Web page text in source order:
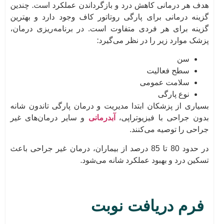
هدف هر درمانی کاهش درد و بازگرداندن عملکرد است. چندین
گزینه درمانی برای پارگی روتاتور کاف وجود دارد و بهترین
گزینه برای هر فردی متفاوت است. در برنامه‌ریزی درمان،
پزشک موارد زیر را در نظر می‌گیرد:
سن
سطح فعالیت
سلامت عمومی
نوع پارگی
بسیاری از پزشکان ابتدا مدیریت و درمان پارگی تاندون شانه
بدون جراحی با فیزیوتراپی، آبدرمانیو سایر درمان‌های غیر
جراحی را توصیه می‌کنند.
در حدود 80 تا 85 درصد از بیماران، درمان غیر جراحی باعث
تسکین درد و بهبود عملکرد شانه می‌شود.
فرم دریافت نوبت